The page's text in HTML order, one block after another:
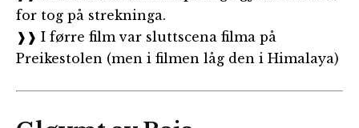
for tog på strekninga.
❱❱ I førre film var sluttscena filma på
Preikestolen (men i filmen låg den i Himalaya)